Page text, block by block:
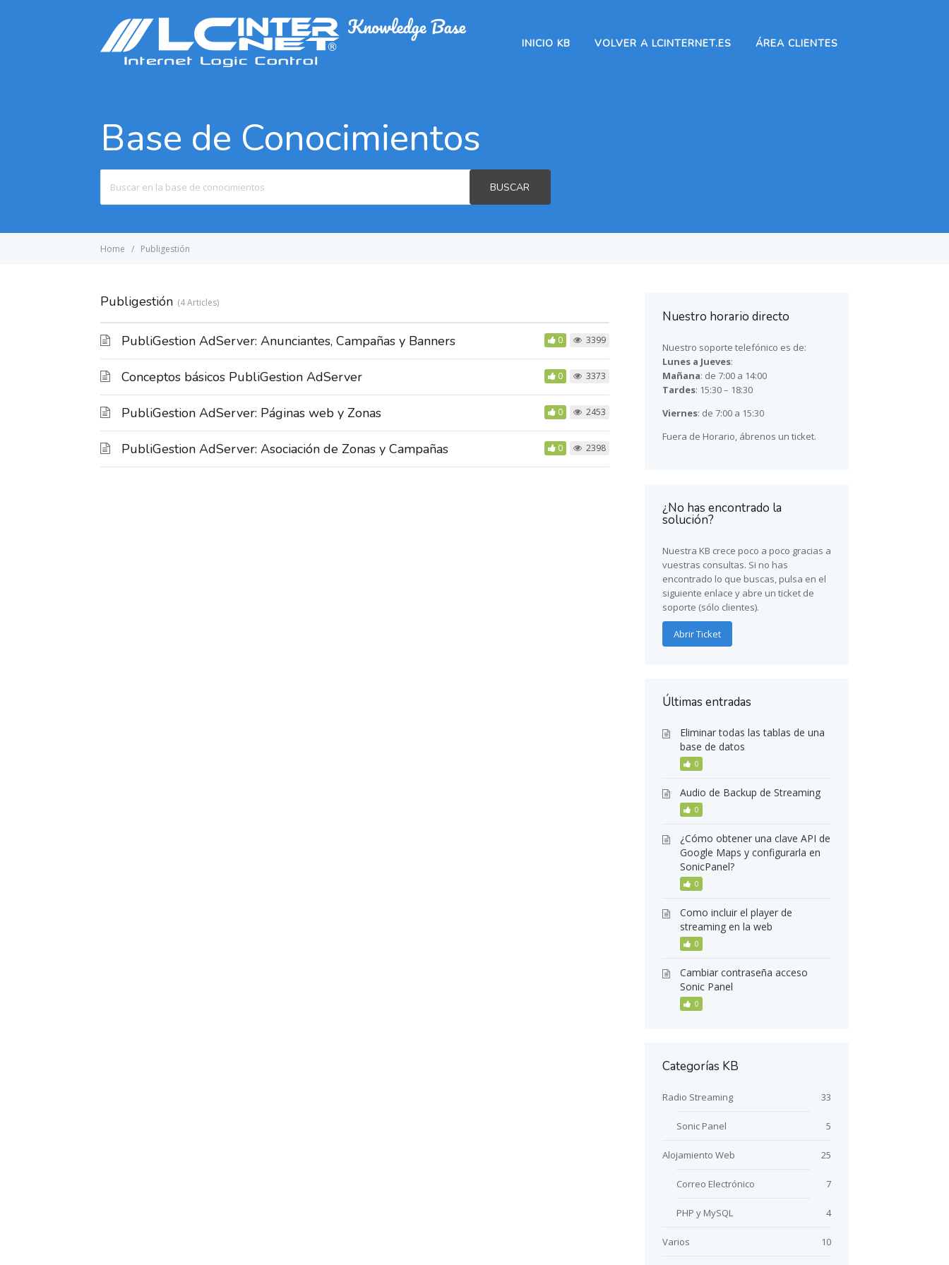
INICIO KB VOLVER A LCINTERNET.ES ÁREA CLIENTES
Base de Conocimientos
For
BUSCAR
Home Publigestión
Publigestión 4 Articles
PubliGestion AdServer: Anunciantes, Campañas y Banners 0 3399
Conceptos básicos PubliGestion AdServer 0 3373
PubliGestion AdServer: Páginas web y Zonas 0 2453
PubliGestion AdServer: Asociación de Zonas y Campañas 0 2398
Nuestro horario directo
Nuestro soporte telefónico es de:
Lunes a Jueves:
Mañana: de 7:00 a 14:00
Tardes: 15:30 – 18:30
Viernes: de 7:00 a 15:30
Fuera de Horario, ábrenos un ticket.
¿No has encontrado la
solución?
Nuestra KB crece poco a poco gracias a
vuestras consultas. Si no has
encontrado lo que buscas, pulsa en el
siguiente enlace y abre un ticket de
soporte (sólo clientes).
Abrir Ticket
Últimas entradas
Eliminar todas las tablas de una
base de datos
0
Audio de Backup de Streaming
0
¿Cómo obtener una clave API de
Google Maps y configurarla en
SonicPanel?
0
Como incluir el player de
streaming en la web
0
Cambiar contraseña acceso
Sonic Panel
0
Categorías KB
Radio Streaming 33
Sonic Panel 5
Alojamiento Web 25
Correo Electrónico 7
PHP y MySQL 4
Varios 10